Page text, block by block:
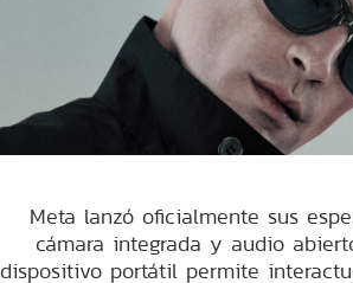
Meta lanzó oficialmente sus
cámara integrada y audio
dispositivo portátil permite